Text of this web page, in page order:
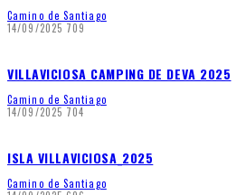
Camino de Santiago
14/09/2025 709
VILLAVICIOSA CAMPING DE DEVA 2025
Camino de Santiago
14/09/2025 704
ISLA VILLAVICIOSA_2025
Camino de Santiago